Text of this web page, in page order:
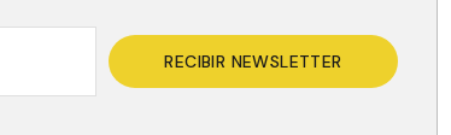
RECIBIR NEWSLETTER